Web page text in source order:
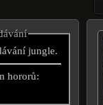
jungle.
hororů: